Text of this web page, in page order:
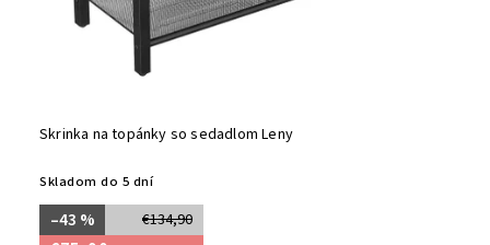
Skrinka na topánky so sedadlom Leny
Skladom do 5 dní
€134,90
–43 %